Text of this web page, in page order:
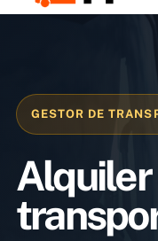
Servicios
Noticias
GESTOR DE